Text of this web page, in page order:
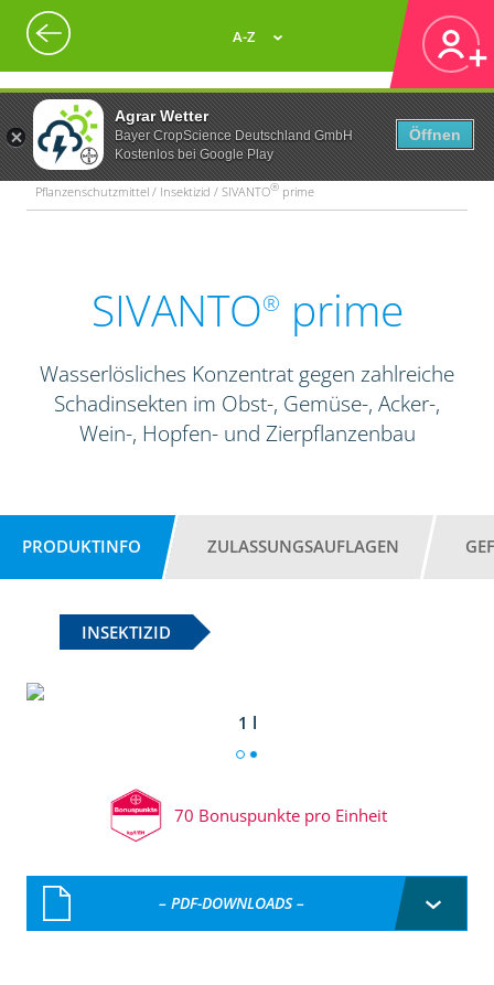
Agrar Wetter
Bayer CropScience Deutschland GmbH
Kostenlos bei Google Play
Öffnen
A-Z
Pflanzenschutzmittel / Insektizid / SIVANTO® prime
SIVANTO® prime
Wasserlösliches Konzentrat gegen zahlreiche
Schadinsekten im Obst-, Gemüse-, Acker-,
Wein-, Hopfen- und Zierpflanzenbau
PRODUKTINFO ZULASSUNGSAUFLAGEN
INSEKTIZID
1 l
70 Bonuspunkte pro Einheit
– PDF-DOWNLOADS –